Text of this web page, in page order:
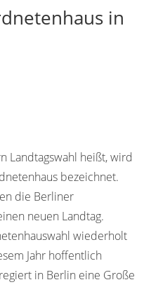
in
Landtagswahl heißt, wird
bezeichnet.
die Berliner
neuen Landtag.
wiederholt
Jahr hoffentlich
in Berlin eine Große